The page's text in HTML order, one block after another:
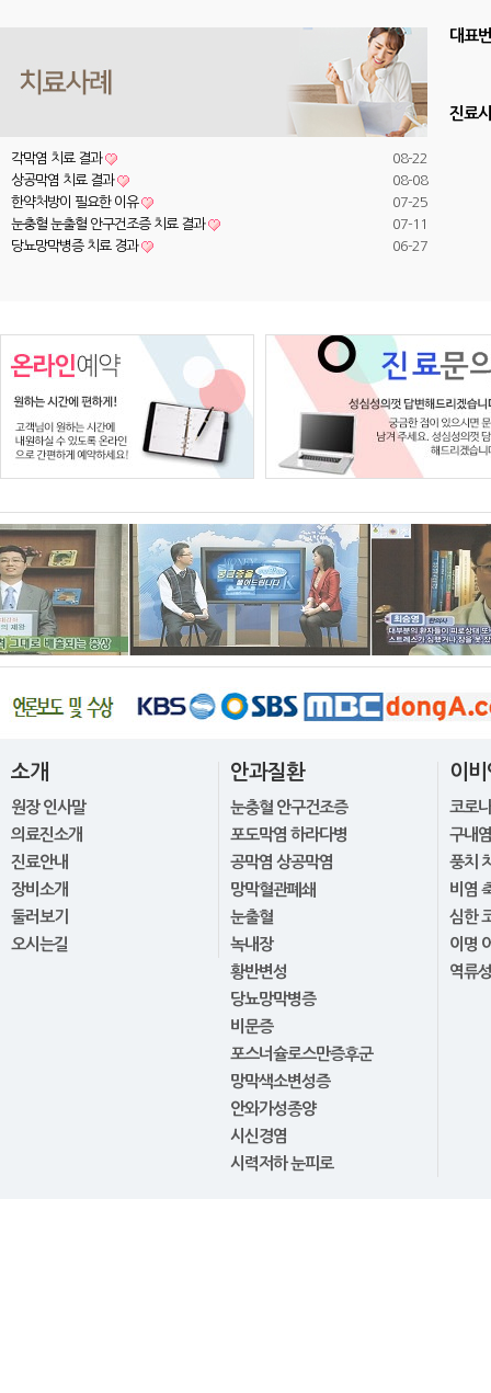
각막염 치료 결과
08-22
상공막염 치료 결과
08-08
한약처방이 필요한 이유
07-25
눈충혈 눈출혈 안구건조증 치료 결과
07-11
당뇨망막병증 치료 경과
06-27
대표
진료
소개
원장 인사말
의료진소개
진료안내
장비소개
둘러보기
오시는길
안과질환
눈충혈 안구건조증
포도막염 하라다병
공막염 상공막염
망막혈관폐쇄
눈출혈
녹내장
황반변성
당뇨망막병증
비문증
포스너슐로스만증후군
망막색소변성증
안와가성종양
시신경염
시력저하 눈피로
이
코로
구내
풍치
비염
심한
이명
역류